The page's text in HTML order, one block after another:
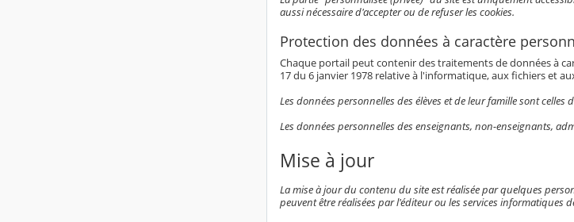
aussi nécessaire d'accepter ou de refuser les cookies.
Protection des données à caractère
Chaque portail peut contenir des traitements de données à
17 du 6 janvier 1978 relative à l'informatique, aux fichiers et
Les données personnelles des élèves et de leur famille sont
Les données personnelles des enseignants, non-enseignants,
Mise à jour
La mise à jour du contenu du site est réalisée par quelques
peuvent être réalisées par l'éditeur ou les services informatiques